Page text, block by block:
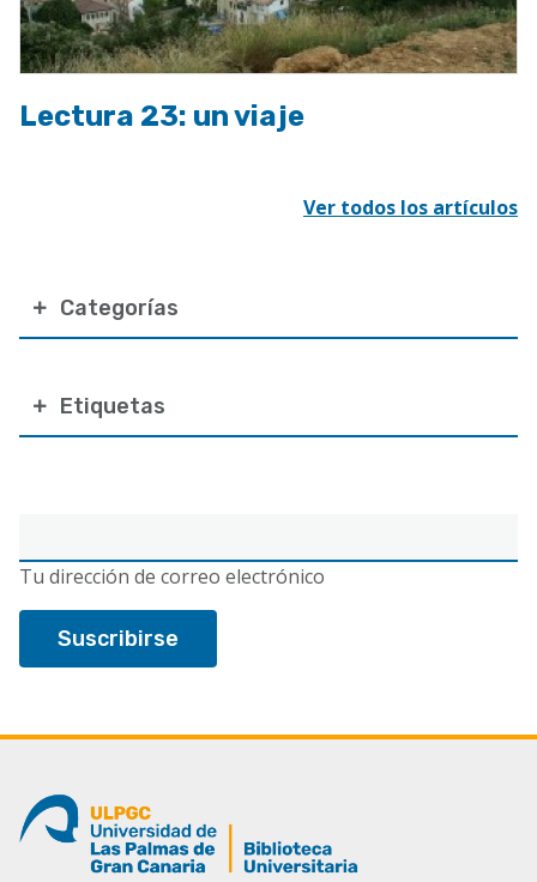
electrónico
Tu dirección de correo electrónico
Categorías
Etiquetas
Lectura 23: un viaje
Ver todos los artículos